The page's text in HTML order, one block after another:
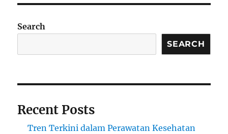
Search
SEARCH
Recent Posts
Tren Terkini dalam Perawatan Kesehatan